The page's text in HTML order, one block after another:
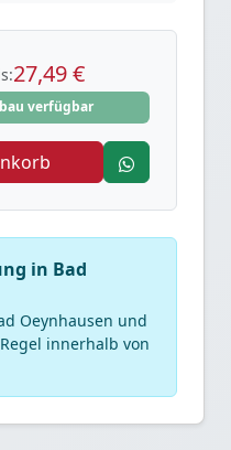
27,49 €
verfügbar
in Bad
Oeynhausen und
innerhalb von